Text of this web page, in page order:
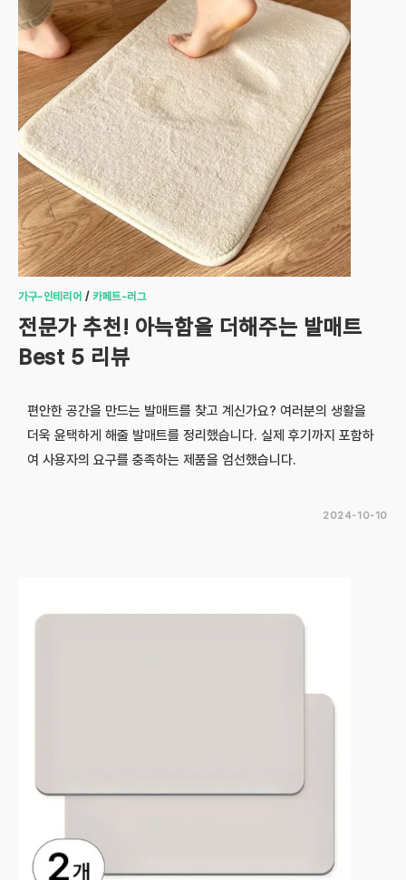
가구-인테리어 /카페트-러그
전문가 추천! 아늑함을 더해주는 발매트
Best 5 리뷰
편안한 공간을 만드는 발매트를 찾고 계신가요? 여러분의 생활을
더욱 윤택하게 해줄 발매트를 정리했습니다. 실제 후기까지 포함하
여 사용자의 요구를 충족하는 제품을 엄선했습니다.
2024-10-10